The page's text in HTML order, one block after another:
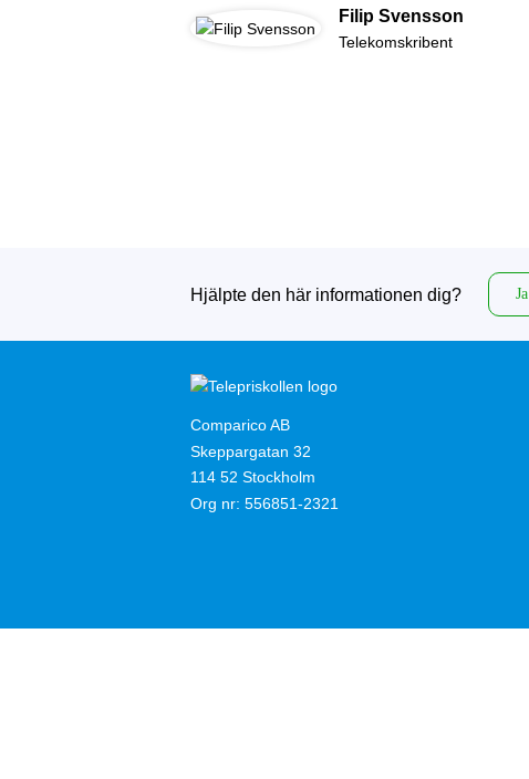
Filip Svensson
Telekomskribent
Hjälpte den här informationen dig? Ja
Comparico AB
Skeppargatan 32
114 52 Stockholm
Org nr: 556851-2321